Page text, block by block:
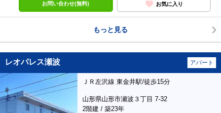
お問い合わせ(無料) お気に入り
もっと見る
レオパレス瀬波 アパート
ＪＲ左沢線 東金井駅/徒歩15分
山形県山形市瀬波３丁目 7-32
2階建 / 築23年